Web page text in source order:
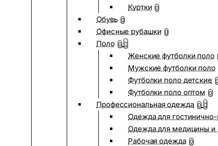
Куртки 0
Обувь 0
Офисные рубашки 0
Поло 0
Женские футболки поло
Мужские футболки поло
Футболки поло детские
Футболки поло оптом 0
Профессиональная одежда 0
Одежда для
Одежда для медицины и
Рабочая одежда 0